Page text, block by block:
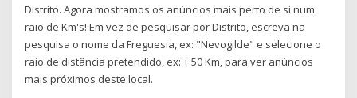
Distrito. Agora mostramos os anúncios mais perto de si num
raio de Km's! Em vez de pesquisar por Distrito, escreva na
pesquisa o nome da Freguesia, ex: "Nevogilde" e selecione o
raio de distância pretendido, ex: + 50 Km, para ver anúncios
mais próximos deste local.